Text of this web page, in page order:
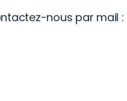
nous par mail :